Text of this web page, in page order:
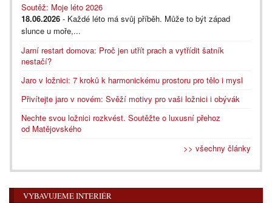
Soutěž: Moje léto 2026
18.06.2026 - Každé léto má svůj příběh. Může to být západ
slunce u moře,...
Jarní restart domova: Proč jen utřít prach a vytřídit šatník
nestačí?
Jaro v ložnici: 7 kroků k harmonickému prostoru pro tělo i mysl
Přivítejte jaro v novém: Svěží motivy pro vaši ložnici i obývák
Nechte svou ložnici rozkvést. Soutěžte o luxusní přehoz
od Matějovského
>> všechny články
VYBAVUJEME INTERIÉR